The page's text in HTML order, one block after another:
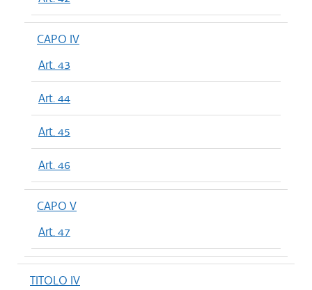
CAPO IV
Art. 43
Art. 44
Art. 45
Art. 46
CAPO V
Art. 47
TITOLO IV